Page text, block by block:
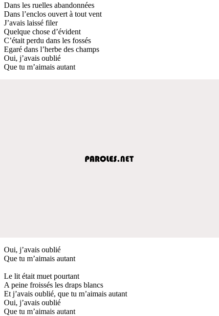
Dans les ruelles abandonnées
Dans l’enclos ouvert à tout vent
J’avais laissé filer
Quelque chose d’évident
C’était perdu dans les fossés
Egaré dans l’herbe des champs
Oui, j’avais oublié
Que tu m’aimais autant
Oui, j’avais oublié
Que tu m’aimais autant
Le lit était muet pourtant
A peine froissés les draps blancs
Et j’avais oublié, que tu m’aimais autant
Oui, j’avais oublié
Que tu m’aimais autant